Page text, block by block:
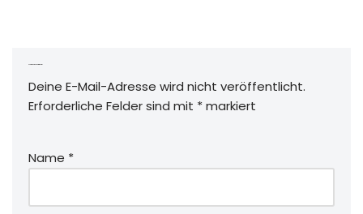
Deine E-Mail-Adresse wird nicht veröffentlicht.
Erforderliche Felder sind mit *markiert
Name *